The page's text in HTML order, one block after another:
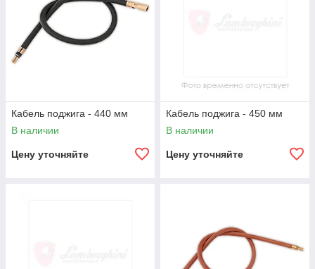
Кабель поджига - 440 мм
В наличии
Цену уточняйте
Кабель поджига - 450 мм
В наличии
Цену уточняйте